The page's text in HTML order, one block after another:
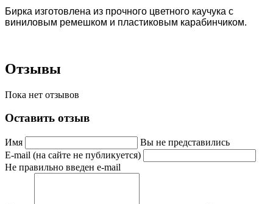
Бирка изготовлена из прочного цветного каучука с
виниловым ремешком и пластиковым карабинчиком.
Отзывы
Пока нет отзывов
Оставить отзыв
Имя
Вы не представились
E-mail (на сайте не публикуется)
Не правильно введен e-mail